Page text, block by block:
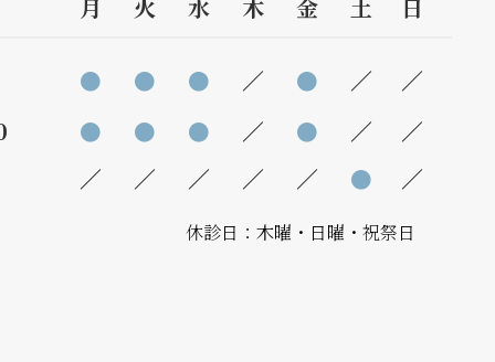
月 火 水 木 金 土 日
● ● ● ／ ● ／
／
● ● ● ／ ● ／
／
／ ／ ／ ／ ／ ● ／
休診日：木曜・日曜・祝祭日